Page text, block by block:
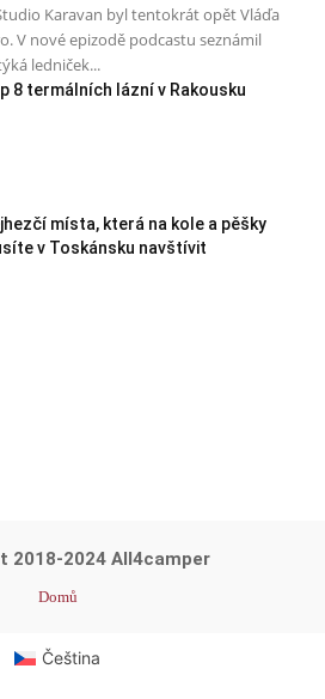
Karavan byl tentokrát opět Vláďa
V nové epizodě podcastu seznámil
ledniček...
8 termálních lázní v Rakousku
místa, která na kole a pěšky
v Toskánsku navštívit
2018-2024 All4camper
Domů
Čeština